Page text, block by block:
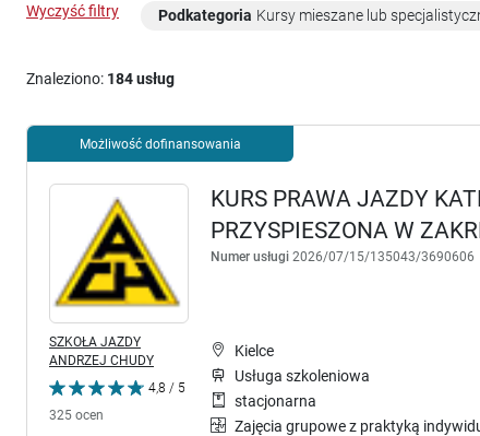
Wyczyść filtry Podkategoria Kursy mieszane lub
Znaleziono: 184 usług
Możliwość dofinansowania
KURS PRAWA JAZDY
PRZYSPIESZONA W
Numer usługi 2026/07/15/135043/3690606
SZKOŁA JAZDY
ANDRZEJ CHUDY
4,8 / 5
325 ocen
Kielce
Usługa szkoleniowa
stacjonarna
Zajęcia grupowe z praktyką